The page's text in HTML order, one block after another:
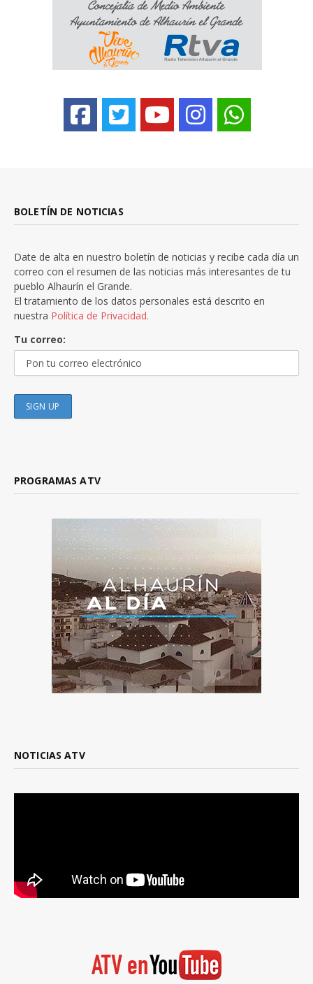
BOLETÍN DE NOTICIAS
Date de alta en nuestro boletín de noticias y recibe cada día un
correo con el resumen de las noticias más interesantes de tu
pueblo Alhaurín el Grande.
El tratamiento de los datos personales está descrito en
nuestra Política de Privacidad.
Tu correo:
PROGRAMAS ATV
NOTICIAS ATV